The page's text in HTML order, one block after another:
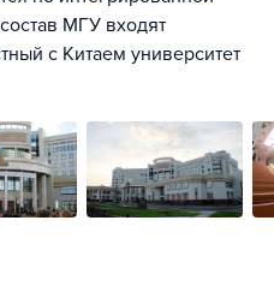
МГУ входят
с Китаем университет